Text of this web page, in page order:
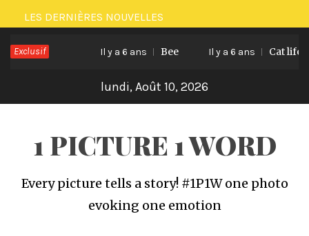
Passer
au
contenu
LES DERNIÈRES NOUVELLES
Exclusif Il y a 6 ans Bee Il y a 6 ans Cat life
lundi, Août 10, 2026
1 PICTURE 1 WORD
Every picture tells a story! #1P1W one photo
evoking one emotion